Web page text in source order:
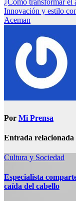
¿Cómo transformar el
Innovación y estilo
Aceman
Por Mi Prensa
Entrada relacionada
Cultura y Sociedad
Especialista
caída del cabello